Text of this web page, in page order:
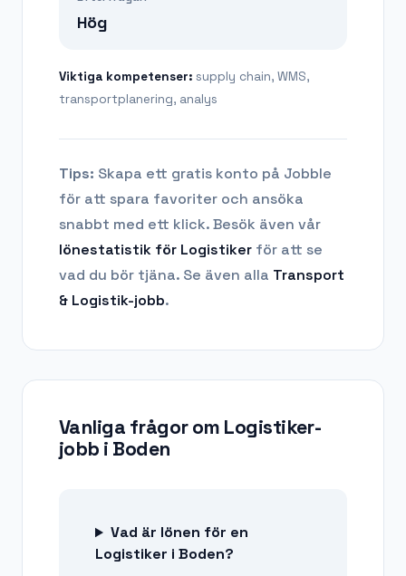
Hög
Viktiga kompetenser: supply chain, WMS,
transportplanering, analys
Tips: Skapa ett gratis konto på Jobble
för att spara favoriter och ansöka
snabbt med ett klick. Besök även vår
lönestatistik för Logistiker för att se
vad du bör tjäna. Se även alla Transport
& Logistik-jobb.
Vanliga frågor om Logistiker-
jobb i Boden
Vad är lönen för en
Logistiker i Boden?